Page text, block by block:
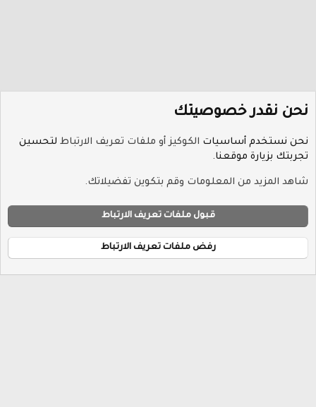
سياسة الخصوصية
الرئيسية
S
®
نحن نقدر خصوصيتك
نحن نستخدم أساسيات الكوكيز أو ملفات تعريف الارتباط لتحسين
تجربتك بزيارة موقعنا.
شاهد المزيد من المعلومات وقم بتكوين تفضيلاتك.
قبول ملفات تعريف الارتباط
رفض ملفات تعريف الارتباط